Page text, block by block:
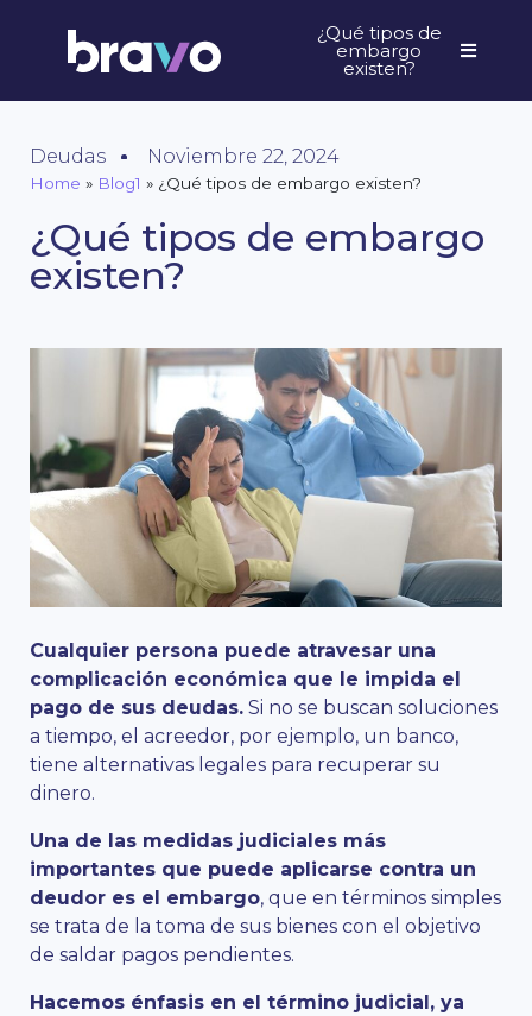
¿Qué tipos de
embargo
existen?
Deudas Noviembre 22, 2024
Home » Blog1 » ¿Qué tipos de embargo existen?
¿Qué tipos de embargo
existen?
Cualquier persona puede atravesar una
complicación económica que le impida el
pago de sus deudas. Si no se buscan soluciones
a tiempo, el acreedor, por ejemplo, un banco,
tiene alternativas legales para recuperar su
dinero.
Una de las medidas judiciales más
importantes que puede aplicarse contra un
deudor es el embargo, que en términos simples
se trata de la toma de sus bienes con el objetivo
de saldar pagos pendientes.
Hacemos énfasis en el término judicial, ya